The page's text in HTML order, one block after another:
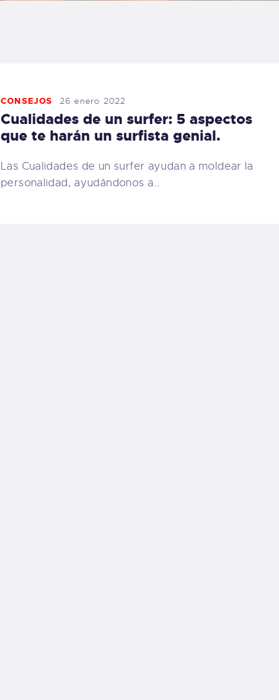
CARRITO
TIENDA FAMILY
SURFERS
CONSEJOS 26 enero 2022
Cualidades de un surfer: 5 aspectos
que te harán un surfista genial.
Las Cualidades de un surfer ayudan a moldear la
personalidad, ayudándonos a…